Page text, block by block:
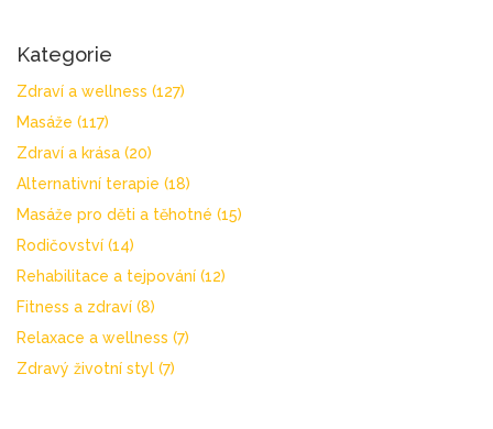
Kategorie
Zdraví a wellness (127)
Masáže (117)
Zdraví a krása (20)
Alternativní terapie (18)
Masáže pro děti a těhotné (15)
Rodičovství (14)
Rehabilitace a tejpování (12)
Fitness a zdraví (8)
Relaxace a wellness (7)
Zdravý životní styl (7)